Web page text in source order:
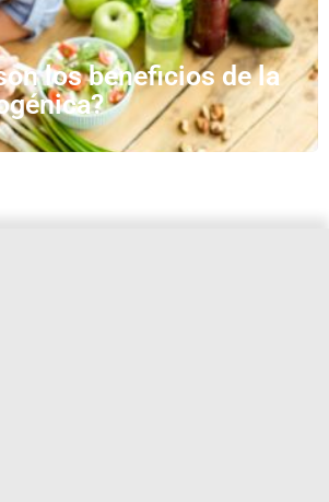
los beneficios de la